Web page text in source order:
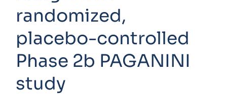
randomized,
placebo-controlled
Phase 2b PAGANINI
study